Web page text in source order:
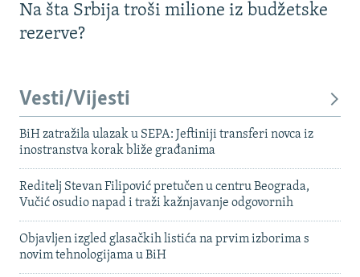
Na šta Srbija troši milione iz budžetske
rezerve?
Vesti/Vijesti
BiH zatražila ulazak u SEPA: Jeftiniji transferi novca iz
inostranstva korak bliže građanima
Reditelj Stevan Filipović pretučen u centru Beograda,
Vučić osudio napad i traži kažnjavanje odgovornih
Objavljen izgled glasačkih listića na prvim izborima s
novim tehnologijama u BiH